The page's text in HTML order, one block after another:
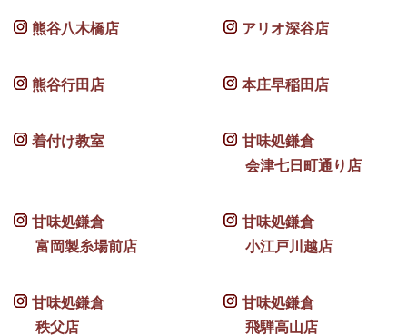
熊谷八木橋店 アリオ深谷店
熊谷行田店 本庄早稲田店
着付け教室
甘味処鎌倉
会津七日町通り店
甘味処鎌倉
富岡製糸場前店
甘味処鎌倉
小江戸川越店
甘味処鎌倉
秩父店
甘味処鎌倉
飛騨高山店